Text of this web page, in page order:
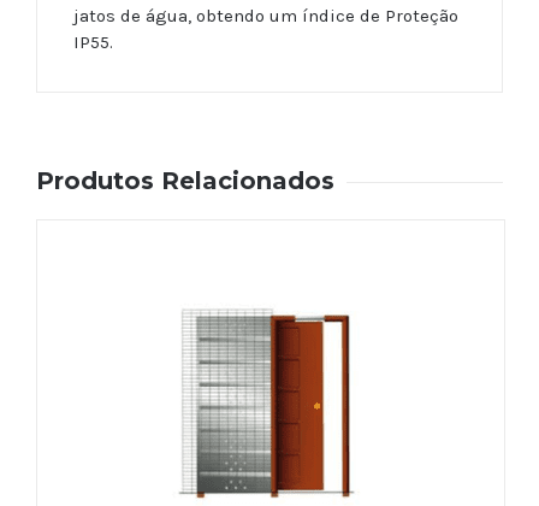
jatos de água, obtendo um índice de Proteção
IP55.
Produtos Relacionados